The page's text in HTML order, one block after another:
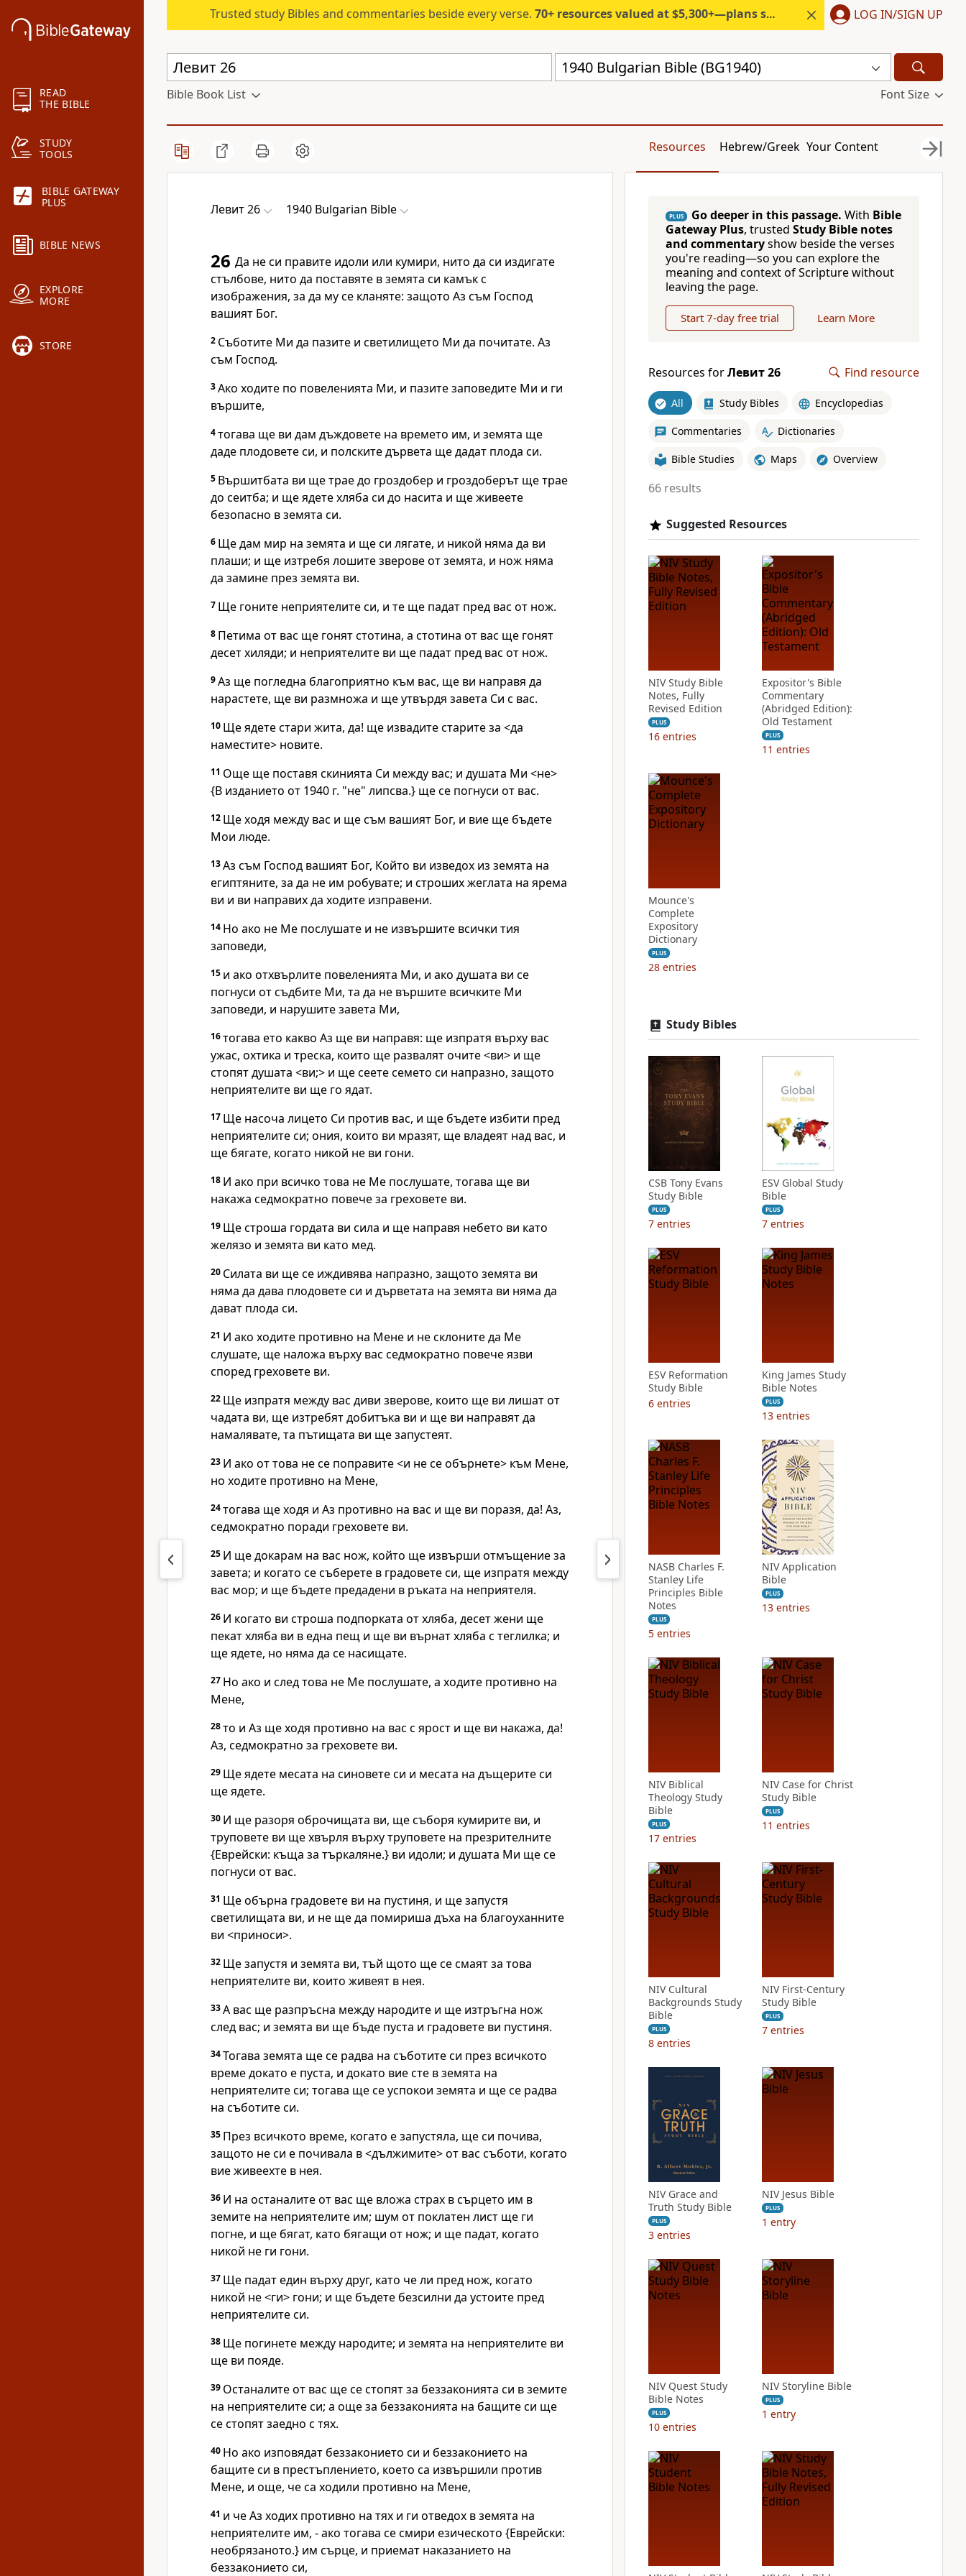
READ
THE BIBLE
STUDY
TOOLS
BIBLE GATEWAY
PLUS
BIBLE NEWS
EXPLORE
MORE
STORE
Trusted study Bibles and commentaries beside every verse. 70+ resources valued at $5,300+—plans start under $6/month. LOG IN/SIGN UP
1940 Bulgarian Bible (BG1940)
Bible Book List Font Size
Resources Hebrew/Greek Your Content
Левит 26 1940 Bulgarian Bible
26 Да не си правите идоли или кумири, нито да си издигате
стълбове, нито да поставяте в земята си камък с
изображения, за да му се кланяте: защото Аз съм Господ
вашият Бог.
2 Съботите Ми да пазите и светилището Ми да почитате. Аз
съм Господ.
3Ако ходите по повеленията Ми, и пазите заповедите Ми и ги
вършите,
4тогава ще ви дам дъждовете на времето им, и земята ще
даде плодовете си, и полските дървета ще дадат плода си.
5 Вършитбата ви ще трае до гроздобер и гроздоберът ще трае
до сеитба; и ще ядете хляба си до насита и ще живеете
безопасно в земята си.
6 Ще дам мир на земята и ще си лягате, и никой няма да ви
плаши; и ще изтребя лошите зверове от земята, и нож няма
да замине през земята ви.
7 Ще гоните неприятелите си, и те ще падат пред вас от нож.
8 Петима от вас ще гонят стотина, а стотина от вас ще гонят
десет хиляди; и неприятелите ви ще падат пред вас от нож.
9Аз ще погледна благоприятно към вас, ще ви направя да
нарастете, ще ви размножа и ще утвърдя завета Си с вас.
10 Ще ядете стари жита, да! ще извадите старите за <да
наместите> новите.
11 Още ще поставя скинията Си между вас; и душата Ми <не>
{В изданието от 1940 г. "не" липсва.} ще се погнуси от вас.
12 Ще ходя между вас и ще съм вашият Бог, и вие ще бъдете
Мои люде.
13Аз съм Господ вашият Бог, Който ви изведох из земята на
египтяните, за да не им робувате; и строших жеглата на ярема
ви и ви направих да ходите изправени.
14 Но ако не Ме послушате и не извършите всички тия
заповеди,
15 и ако отхвърлите повеленията Ми, и ако душата ви се
погнуси от съдбите Ми, та да не вършите всичките Ми
заповеди, и нарушите завета Ми,
16тогава ето какво Аз ще ви направя: ще изпратя върху вас
ужас, охтика и треска, които ще развалят очите <ви> и ще
стопят душата <ви;> и ще сеете семето си напразно, защото
неприятелите ви ще го ядат.
17 Ще насоча лицето Си против вас, и ще бъдете избити пред
неприятелите си; ония, които ви мразят, ще владеят над вас, и
ще бягате, когато никой не ви гони.
18 И ако при всичко това не Ме послушате, тогава ще ви
накажа седмократно повече за греховете ви.
19 Ще строша гордата ви сила и ще направя небето ви като
желязо и земята ви като мед.
20 Силата ви ще се иждивява напразно, защото земята ви
няма да дава плодовете си и дърветата на земята ви няма да
дават плода си.
21 И ако ходите противно на Мене и не склоните да Ме
слушате, ще наложа върху вас седмократно повече язви
според греховете ви.
22 Ще изпратя между вас диви зверове, които ще ви лишат от
чадата ви, ще изтребят добитъка ви и ще ви направят да
намалявате, та пътищата ви ще запустеят.
23 И ако от това не се поправите <и не се обърнете> към Мене,
но ходите противно на Мене,
24тогава ще ходя и Аз противно на вас и ще ви поразя, да! Аз,
седмократно поради греховете ви.
25 И ще докарам на вас нож, който ще извърши отмъщение за
завета; и когато се съберете в градовете си, ще изпратя между
вас мор; и ще бъдете предадени в ръката на неприятеля.
26 И когато ви строша подпорката от хляба, десет жени ще
пекат хляба ви в една пещ и ще ви върнат хляба с теглилка; и
ще ядете, но няма да се насищате.
27 Но ако и след това не Ме послушате, а ходите противно на
Мене,
28то и Аз ще ходя противно на вас с ярост и ще ви накажа, да!
Аз, седмократно за греховете ви.
29 Ще ядете месата на синовете си и месата на дъщерите си
ще ядете.
30 И ще разоря оброчищата ви, ще съборя кумирите ви, и
труповете ви ще хвърля върху труповете на презрителните
{Еврейски: къща за търкаляне.} ви идоли; и душата Ми ще се
погнуси от вас.
31 Ще обърна градовете ви на пустиня, и ще запустя
светилищата ви, и не ще да помириша дъха на благоуханните
ви <приноси>.
32 Ще запустя и земята ви, тъй щото ще се смаят за това
неприятелите ви, които живеят в нея.
33А вас ще разпръсна между народите и ще изтръгна нож
след вас; и земята ви ще бъде пуста и градовете ви пустиня.
34Тогава земята ще се радва на съботите си през всичкото
време докато е пуста, и докато вие сте в земята на
неприятелите си; тогава ще се успокои земята и ще се радва
на съботите си.
35 През всичкото време, когато е запустяла, ще си почива,
защото не си е почивала в <дължимите> от вас съботи, когато
вие живеехте в нея.
36 И на останалите от вас ще вложа страх в сърцето им в
земите на неприятелите им; шум от поклатен лист ще ги
погне, и ще бягат, като бягащи от нож; и ще падат, когато
никой не ги гони.
37 Ще падат един върху друг, като че ли пред нож, когато
никой не <ги> гони; и ще бъдете безсилни да устоите пред
неприятелите си.
38 Ще погинете между народите; и земята на неприятелите ви
ще ви пояде.
39 Останалите от вас ще се стопят за беззаконията си в земите
на неприятелите си; а още за беззаконията на бащите си ще
се стопят заедно с тях.
40 Но ако изповядат беззаконието си и беззаконието на
бащите си в престъплението, което са извършили против
Мене, и още, че са ходили противно на Мене,
41 и че Аз ходих противно на тях и ги отведох в земята на
неприятелите им, - ако тогава се смири езическото {Еврейски:
необрязаното.} им сърце, и приемат наказанието на
беззаконието си,
PLUS Go deeper in this passage. With Bible
Gateway Plus, trusted Study Bible notes
and commentaryshow beside the verses
you're reading—so you can explore the
meaning and context of Scripture without
leaving the page.
Start 7-day free trial Learn More
Resources forЛевит 26 Find resource
All Study Bibles Encyclopedias
Commentaries Dictionaries
Bible Studies Maps Overview
66 results
Suggested Resources
NIV Study Bible
Notes, Fully
Revised Edition
PLUS
16 entries
Expositor's Bible
Commentary
(Abridged Edition):
Old Testament
PLUS
11 entries
Mounce's
Complete
Expository
Dictionary
PLUS
28 entries
Study Bibles
CSB Tony Evans
Study Bible
PLUS
7 entries
ESV Global Study
Bible
PLUS
7 entries
ESV Reformation
Study Bible
6 entries
King James Study
Bible Notes
PLUS
13 entries
NASB Charles F.
Stanley Life
Principles Bible
Notes
PLUS
5 entries
NIV Application
Bible
PLUS
13 entries
NIV Biblical
Theology Study
Bible
PLUS
17 entries
NIV Case for Christ
Study Bible
PLUS
11 entries
NIV Cultural
Backgrounds Study
Bible
PLUS
8 entries
NIV First-Century
Study Bible
PLUS
7 entries
NIV Grace and
Truth Study Bible
PLUS
3 entries
NIV Jesus Bible
PLUS
1 entry
NIV Quest Study
Bible Notes
PLUS
10 entries
NIV Storyline Bible
PLUS
1 entry